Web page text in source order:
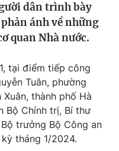
dân trình bày
ánh về những
quan Nhà nước.
tại điểm tiếp công
Tuân, phường
Xuân, thành phố Hà
Bộ Chính trị, Bí thư
trưởng Bộ Công an
tháng 1/2024.